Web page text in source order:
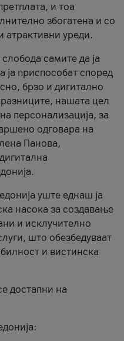
и тоа
збогатена и со
атрактивни уреди.
самите да ја
ја приспособат според
брзо и дигитално
нашата цел
персонализација, за
одговара на
Панова,
уште еднаш ја
насока за создавање
и исклучително
што обезбедуваат
и вистинска
достапни на